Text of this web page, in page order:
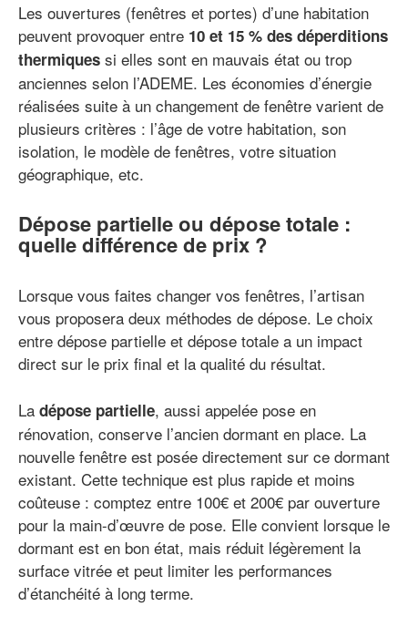
Les ouvertures (fenêtres et portes) d’une habitation
peuvent provoquer entre 10 et 15 % des déperditions
thermiques si elles sont en mauvais état ou trop
anciennes selon l’ADEME. Les économies d’énergie
réalisées suite à un changement de fenêtre varient de
plusieurs critères : l’âge de votre habitation, son
isolation, le modèle de fenêtres, votre situation
géographique, etc.
Dépose partielle ou dépose totale :
quelle différence de prix ?
Lorsque vous faites changer vos fenêtres, l’artisan
vous proposera deux méthodes de dépose. Le choix
entre dépose partielle et dépose totale a un impact
direct sur le prix final et la qualité du résultat.
La dépose partielle, aussi appelée pose en
rénovation, conserve l’ancien dormant en place. La
nouvelle fenêtre est posée directement sur ce dormant
existant. Cette technique est plus rapide et moins
coûteuse : comptez entre 100€ et 200€ par ouverture
pour la main-d’œuvre de pose. Elle convient lorsque le
dormant est en bon état, mais réduit légèrement la
surface vitrée et peut limiter les performances
d’étanchéité à long terme.